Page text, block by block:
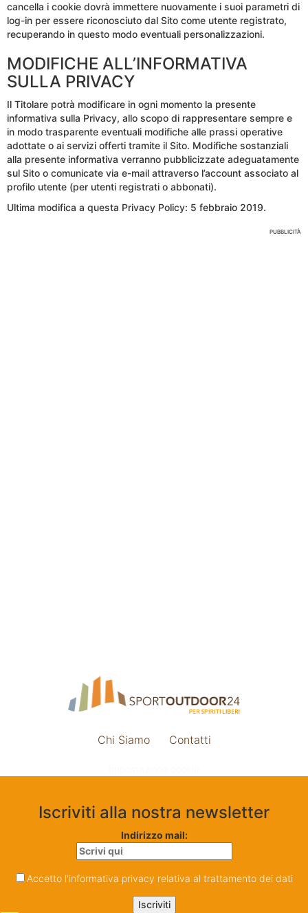
cancella i cookie dovrà immettere nuovamente i suoi parametri di
log-in per essere riconosciuto dal Sito come utente registrato,
recuperando in questo modo eventuali personalizzazioni.
MODIFICHE ALL’INFORMATIVA
SULLA PRIVACY
Il Titolare potrà modificare in ogni momento la presente
informativa sulla Privacy, allo scopo di rappresentare sempre e
in modo trasparente eventuali modifiche alle prassi operative
adottate o ai servizi offerti tramite il Sito. Modifiche sostanziali
alla presente informativa verranno pubblicizzate adeguatamente
sul Sito o comunicate via e-mail attraverso l’account associato al
profilo utente (per utenti registrati o abbonati).
Ultima modifica a questa Privacy Policy: 5 febbraio 2019.
PUBBLICITÀ
Chi Siamo Contatti
Iscriviti alla nostra newsletter
Indirizzo mail:
Accetto l'informativa privacy relativa al trattamento dei dati